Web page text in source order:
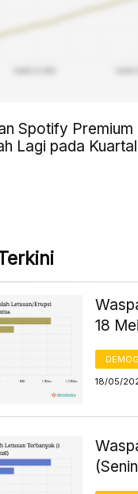
Spotify Premium
Lagi pada
18
18/05/